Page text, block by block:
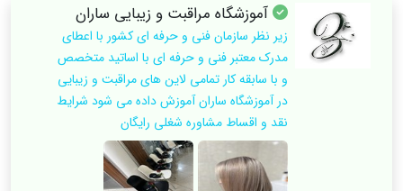
آموزشگاه مراقبت و زیبایی ساران
زیر نظر سازمان فنی و حرفه ای کشور با اعطای
مدرک معتبر فنی و حرفه ای با اساتید متخصص
و با سابقه کار تمامی لاین های مراقبت و زیبایی
در آموزشگاه ساران آموزش داده می شود شرایط
نقد و اقساط مشاوره شغلی رایگان